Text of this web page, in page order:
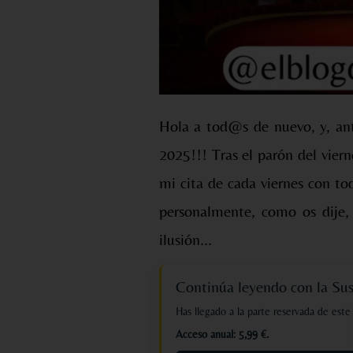
Hola a tod@s de nuevo, y,
2025!!! Tras el parón del
mi cita de cada viernes con
personalmente, como os
ilusión...
Continúa leyendo con la
Has llegado a la parte reservada de
Acceso anual: 5,99 €.